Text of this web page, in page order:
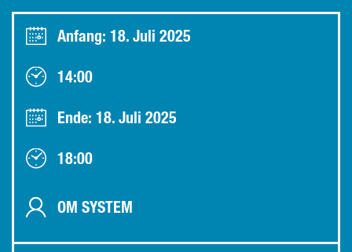
Anfang: 18. Juli 2025
14:00
Ende: 18. Juli 2025
18:00
OM SYSTEM